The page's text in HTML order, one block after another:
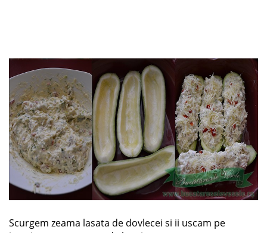
Scurgem zeama lasata de dovlecei si ii uscam pe